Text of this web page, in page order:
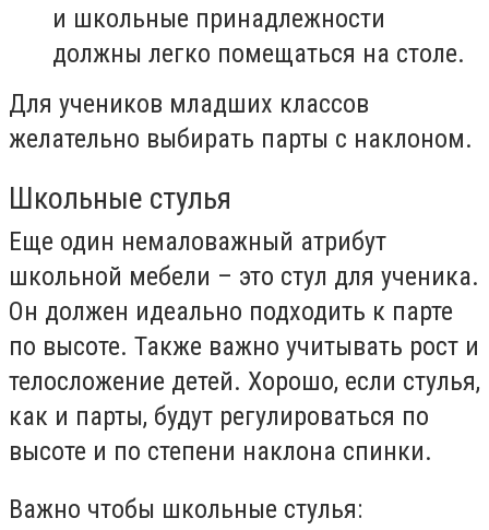
и школьные принадлежности
должны легко помещаться на столе.
Для учеников младших классов
желательно выбирать парты с наклоном.
Школьные стулья
Еще один немаловажный атрибут
школьной мебели – это стул для ученика.
Он должен идеально подходить к парте
по высоте. Также важно учитывать рост и
телосложение детей. Хорошо, если стулья,
как и парты, будут регулироваться по
высоте и по степени наклона спинки.
Важно чтобы школьные стулья: